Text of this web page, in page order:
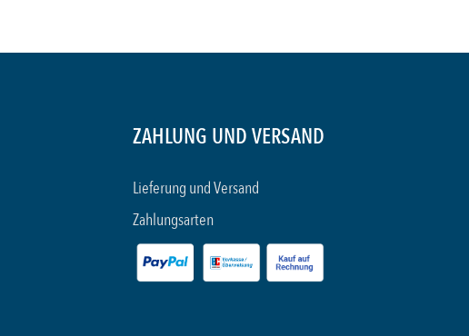
ZAHLUNG UND VERSAND
Lieferung und Versand
Zahlungsarten